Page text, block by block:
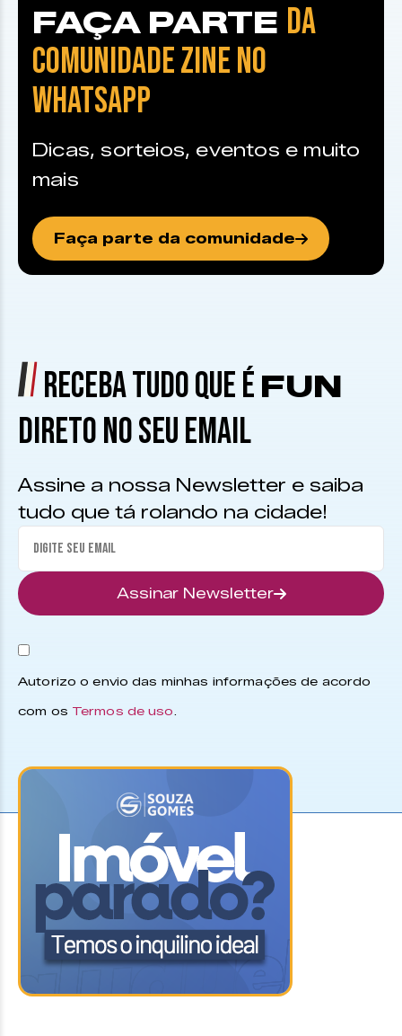
FAÇA PARTE DA
COMUNIDADE ZINE NO
WHATSAPP
Dicas, sorteios, eventos e muito
mais
Faça parte da comunidade
RECEBA TUDO QUE É FUN
DIRETO NO SEU EMAIL
Assine a nossa Newsletter e saiba
tudo que tá rolando na cidade!
Assinar Newsletter
Autorizo o envio das minhas informações de acordo
com os Termos de uso.